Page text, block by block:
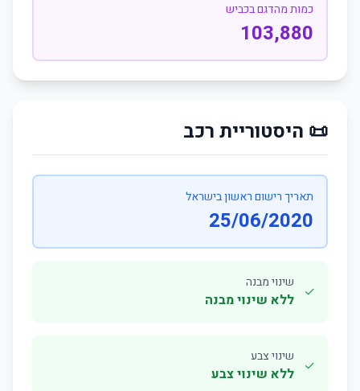
כמות מהדגם בכביש
103,880
📜 היסטוריית רכב
תאריך רישום ראשון בישראל
25/06/2020
✓
שינוי מבנה
ללא שינוי מבנה
✓
שינוי צבע
ללא שינוי צבע